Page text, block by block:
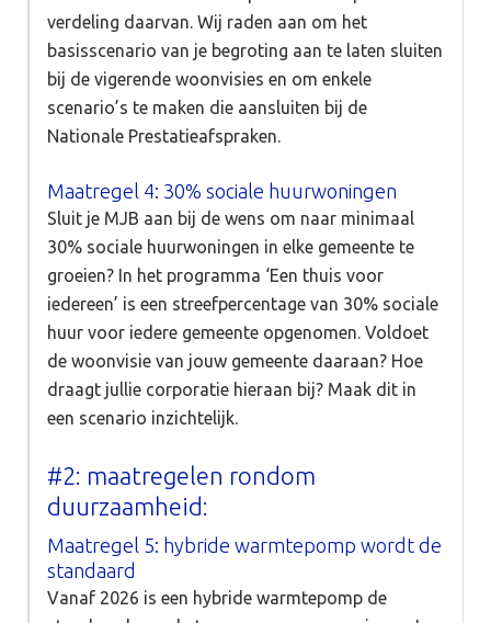
verdeling daarvan. Wij raden aan om het
basisscenario van je begroting aan te laten sluiten
bij de vigerende woonvisies en om enkele
scenario’s te maken die aansluiten bij de
Nationale Prestatieafspraken.
Maatregel 4: 30% sociale huurwoningen
Sluit je MJB aan bij de wens om naar minimaal
30% sociale huurwoningen in elke gemeente te
groeien? In het programma ‘Een thuis voor
iedereen’ is een streefpercentage van 30% sociale
huur voor iedere gemeente opgenomen. Voldoet
de woonvisie van jouw gemeente daaraan? Hoe
draagt jullie corporatie hieraan bij? Maak dit in
een scenario inzichtelijk.
#2: maatregelen rondom
duurzaamheid:
Maatregel 5: hybride warmtepomp wordt de
standaard
Vanaf 2026 is een hybride warmtepomp de